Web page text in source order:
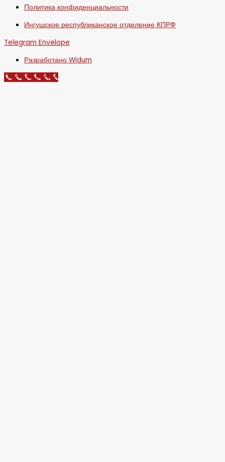
Политика конфиденциальности
Ингушское республиканское отделение КПРФ
Telegram Envelope
Разработано Widum
Call Now Button